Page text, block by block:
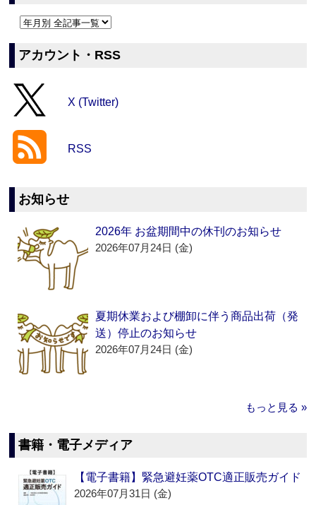
アカウント・RSS
X (Twitter)
RSS
お知らせ
2026年 お盆期間中の休刊のお知らせ
2026年07月24日 (金)
夏期休業および棚卸に伴う商品出荷（発
送）停止のお知らせ
2026年07月24日 (金)
もっと見る »
書籍・電子メディア
【電子書籍】緊急避妊薬OTC適正販売ガイド
2026年07月31日 (金)